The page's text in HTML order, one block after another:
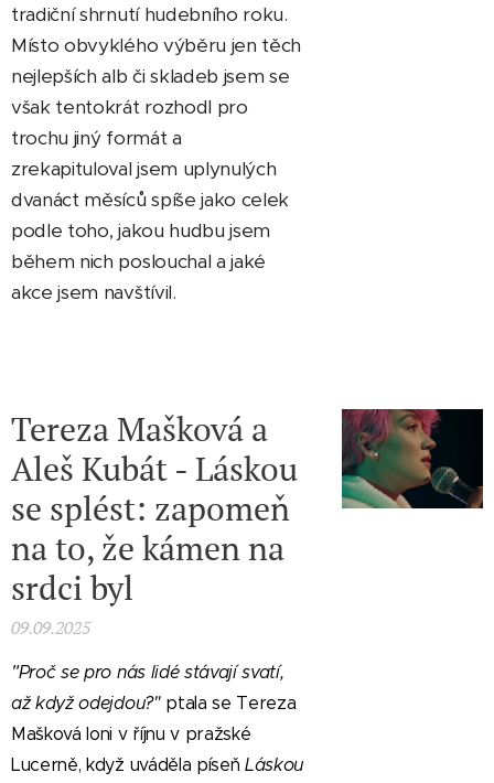
tradiční shrnutí hudebního roku.
Místo obvyklého výběru jen těch
nejlepších alb či skladeb jsem se
však tentokrát rozhodl pro
trochu jiný formát a
zrekapituloval jsem uplynulých
dvanáct měsíců spíše jako celek
podle toho, jakou hudbu jsem
během nich poslouchal a jaké
akce jsem navštívil.
Tereza Mašková a
Aleš Kubát - Láskou
se splést: zapomeň
na to, že kámen na
srdci byl
09.09.2025
"Proč se pro nás lidé stávají svatí,
až když odejdou?"ptala se Tereza
Mašková loni v říjnu v pražské
Lucerně, když uváděla píseňLáskou